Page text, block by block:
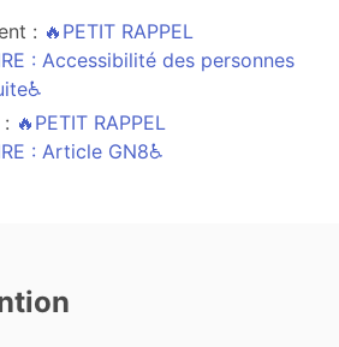
: 🔥PETIT RAPPEL
: Accessibilité des personnes
🔥PETIT RAPPEL
: Article GN8♿